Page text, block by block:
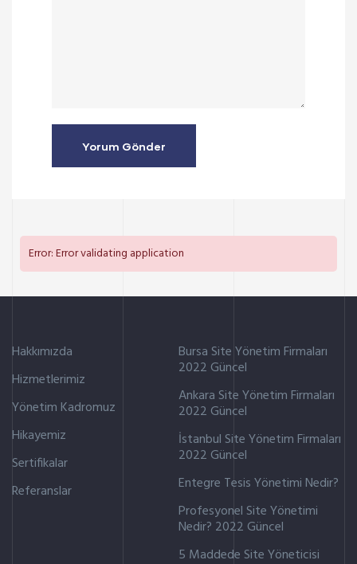
Error: Error validating application
Hakkımızda
Hizmetlerimiz
Yönetim Kadromuz
Hikayemiz
Sertifikalar
Referanslar
Bursa Site Yönetim Firmaları
2022 Güncel
Ankara Site Yönetim Firmaları
2022 Güncel
İstanbul Site Yönetim Firmaları
2022 Güncel
Entegre Tesis Yönetimi Nedir?
Profesyonel Site Yönetimi
Nedir? 2022 Güncel
5 Maddede Site Yöneticisi